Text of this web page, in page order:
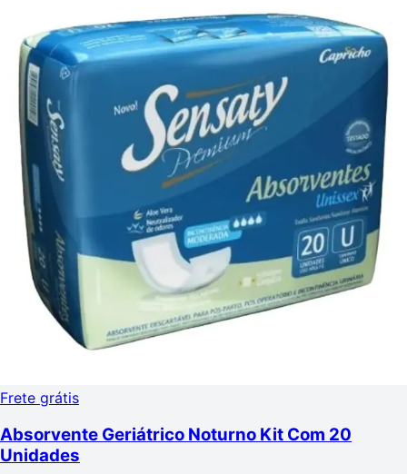
Frete grátis
Absorvente Geriátrico Noturno Kit Com 20
Unidades